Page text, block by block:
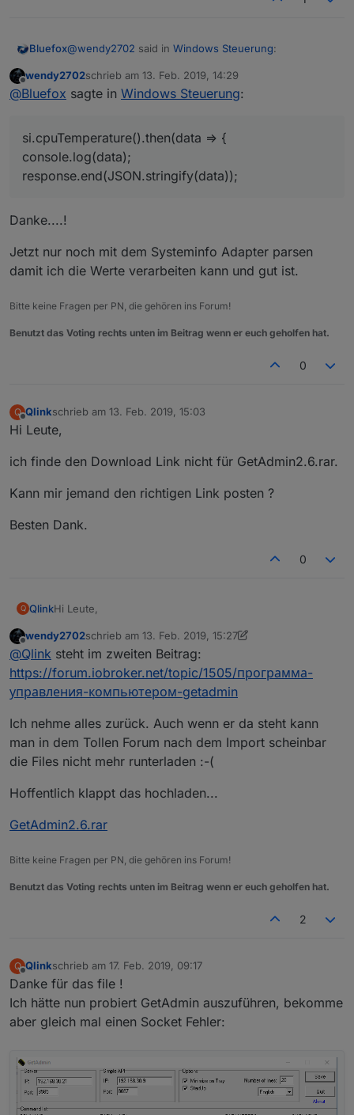
  if (arr[1] == "battery") {
    batteryLevel().then(level => {
		console.log(level);
		response.end(''+level);
	   });
  if (arr[1] == "temp") {
    si.cpuTemperature().then(data => {
		console.log(data);
		response.end(''+data);
brightness.set(value).then(() =>
console.log('Changed
  }
}
const server =
  }
hinzubekommen?
Danke und Gruß
Mirko
Bluefox@wendy2702 said in Windows Steuerung:
si.cpuTemperature().then(data => {
	console.log(data);
	response.end(JSON.stringify(data));
Offline
wendy2702schrieb am 13. Feb. 2019, 14:29
zuletzt editiert von
@Bluefox sagte in Windows Steuerung:
si.cpuTemperature().then(data => {
console.log(data);
response.end(JSON.stringify(data));
Danke....!
Jetzt nur noch mit dem Systeminfo Adapter parsen
damit ich die Werte verarbeiten kann und gut ist.
Bitte keine Fragen per PN, die gehören ins Forum!
Benutzt das Voting rechts unten im Beitrag wenn er euch geholfen hat.
0
Q
Offline
Qlinkschrieb am 13. Feb. 2019, 15:03
zuletzt editiert von
Hi Leute,
ich finde den Download Link nicht für GetAdmin2.6.rar.
Kann mir jemand den richtigen Link posten ?
Besten Dank.
0
Q QlinkHi Leute,
ich finde den Download Link nicht für GetAdmin2.6.rar.
Kann mir jemand den richtigen Link posten ?
Besten Dank.
Offline
wendy2702schrieb am 13. Feb. 2019, 15:27
zuletzt editiert von wendy2702
@Qlink steht im zweiten Beitrag:
https://forum.iobroker.net/topic/1505/программа-
управления-компьютером-getadmin
Ich nehme alles zurück. Auch wenn er da steht kann
man in dem Tollen Forum nach dem Import scheinbar
die Files nicht mehr runterladen :-(
Hoffentlich klappt das hochladen...
GetAdmin2.6.rar
Bitte keine Fragen per PN, die gehören ins Forum!
Benutzt das Voting rechts unten im Beitrag wenn er euch geholfen hat.
2
Q
Offline
Qlinkschrieb am 17. Feb. 2019, 09:17
zuletzt editiert von
Danke für das file !
Ich hätte nun probiert GetAdmin auszuführen, bekomme
aber gleich mal einen Socket Fehler: